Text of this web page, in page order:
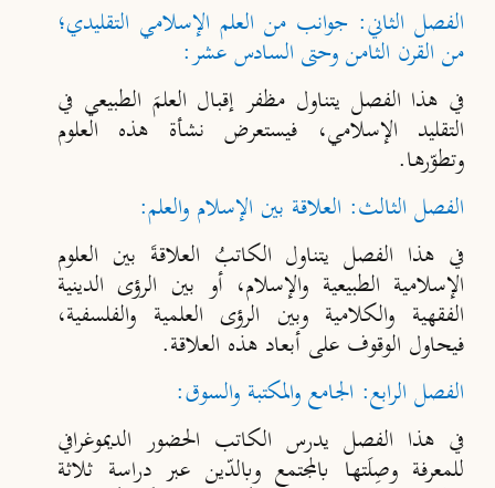
الفصل الثاني: جوانب من العلم الإسلامي التقليدي؛
من القرن الثامن وحتى السادس عشر:
في هذا الفصل يتناول مظفر إقبال العلمَ الطبيعي في
التقليد الإسلامي، فيستعرض نشأة هذه العلوم
وتطوّرها.
الفصل الثالث: العلاقة بين الإسلام والعلم:
في هذا الفصل يتناول الكاتبُ العلاقةَ بين العلوم
الإسلامية الطبيعية والإسلام، أو بين الرؤى الدينية
الفقهية والكلامية وبين الرؤى العلمية والفلسفية،
فيحاول الوقوف على أبعاد هذه العلاقة.
الفصل الرابع: الجامع والمكتبة والسوق:
في هذا الفصل يدرس الكاتب الحضور الديموغرافي
للمعرفة وصِلَتها بالمجتمع وبالدّين عبر دراسة ثلاثة